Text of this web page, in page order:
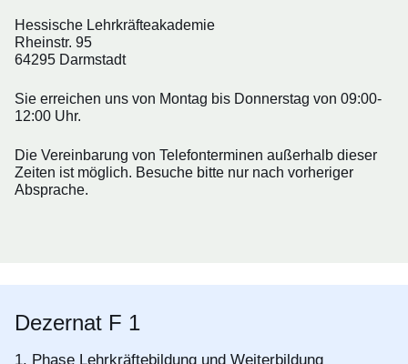
Hessische Lehrkräfteakademie
Rheinstr. 95
64295 Darmstadt
Sie erreichen uns von Montag bis Donnerstag von 09:00-
12:00 Uhr.
Die Vereinbarung von Telefonterminen außerhalb dieser
Zeiten ist möglich. Besuche bitte nur nach vorheriger
Absprache.
Dezernat F 1
1. Phase Lehrkräftebildung und Weiterbildung